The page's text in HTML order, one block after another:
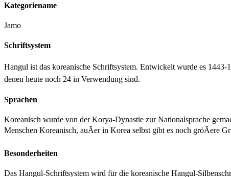
Kategoriename
Jamo
Schriftsystem
Hangul ist das koreanische Schriftsystem. Entwickelt wurde es
denen heute noch 24 in Verwendung sind.
Sprachen
Koreanisch wurde von der Korya-Dynastie zur Nationalsprache
Menschen Koreanisch, auÃer in Korea selbst gibt es noch
Besonderheiten
Das Hangul-Schriftsystem wird für die koreanische Hangul-